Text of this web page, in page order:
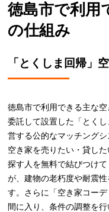
徳島市で利用
の仕組み
「とくしま回帰」
徳島市で利用できる主な
委託して設置した「とく
営する公的なマッチングシ
空き家を売りたい・貸し
探す人を無料で結びつけ
が、建物の老朽度や耐震
す。さらに「空き家コー
間に入り、条件の調整を行